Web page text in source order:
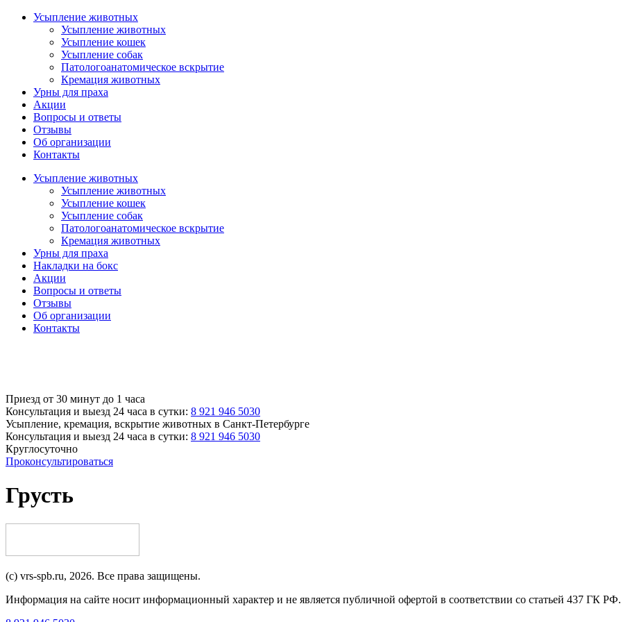
Усыпление животных
Усыпление животных
Усыпление кошек
Усыпление собак
Патологоанатомическое вскрытие
Кремация животных
Урны для праха
Акции
Вопросы и ответы
Отзывы
Об организации
Контакты
Усыпление животных
Усыпление животных
Усыпление кошек
Усыпление собак
Патологоанатомическое вскрытие
Кремация животных
Урны для праха
Накладки на бокс
Акции
Вопросы и ответы
Отзывы
Об организации
Контакты
Приезд от 30 минут до 1 часа
Консультация и выезд 24 часа в сутки: 8 921 946 5030
Усыпление, кремация, вскрытие животных в Санкт-Петербурге
Консультация и выезд 24 часа в сутки: 8 921 946 5030
Круглосуточно
Проконсультироваться
Грусть
(c) vrs-spb.ru, 2026. Все права защищены.
Информация на сайте носит информационный характер и не является публичной офертой в соответствии со статьей 437 ГК РФ.